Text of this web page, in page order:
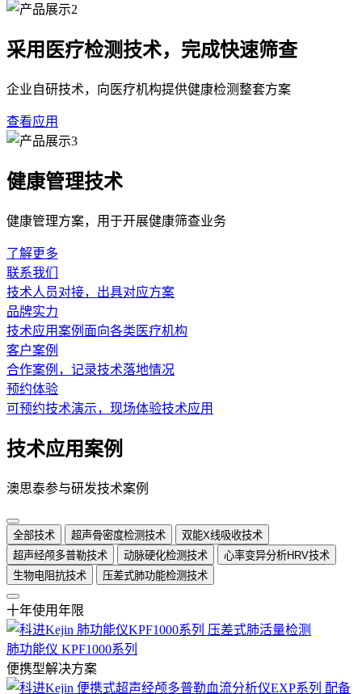
采用医疗检测技术，完成快速筛查
企业自研技术，向医疗机构提供健康检测整套方案
查看应用
健康管理技术
健康管理方案，用于开展健康筛查业务
了解更多
联系我们
技术人员对接，出具对应方案
品牌实力
技术应用案例面向各类医疗机构
客户案例
合作案例，记录技术落地情况
预约体验
可预约技术演示，现场体验技术应用
技术应用案例
澳思泰参与研发技术案例
全部技术 超声骨密度检测技术
双能X线吸收技术
超声经颅多普勒技术
动脉硬化检测技术
心率变异分析HRV技术
生物电阻抗技术
压差式肺功能检测技术
十年使用年限
肺功能仪 KPF1000系列
便携型解决方案